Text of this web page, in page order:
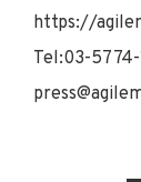
https://
Tel:03-